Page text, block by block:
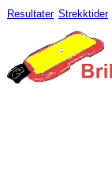
Resultater Strekktider